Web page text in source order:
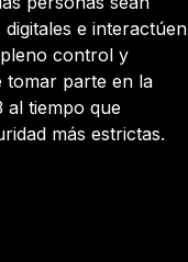
e interactúen
control y
tomar parte en la
al tiempo que
más estrictas.